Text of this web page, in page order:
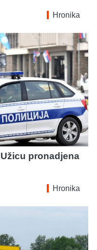
Hronika
pronadjena
Hronika